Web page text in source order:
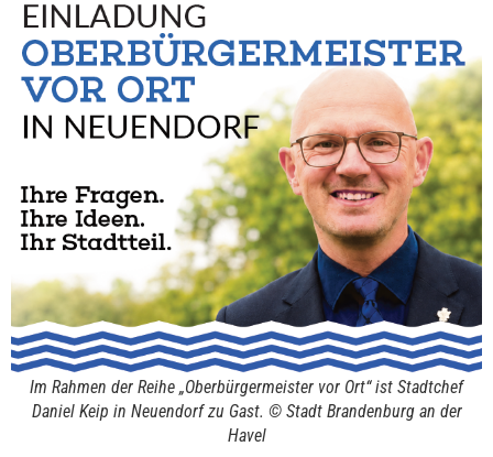
Im Rahmen der Reihe „Oberbürgermeister vor Ort“ ist Stadtchef
Daniel Keip in Neuendorf zu Gast. © Stadt Brandenburg an der
Havel